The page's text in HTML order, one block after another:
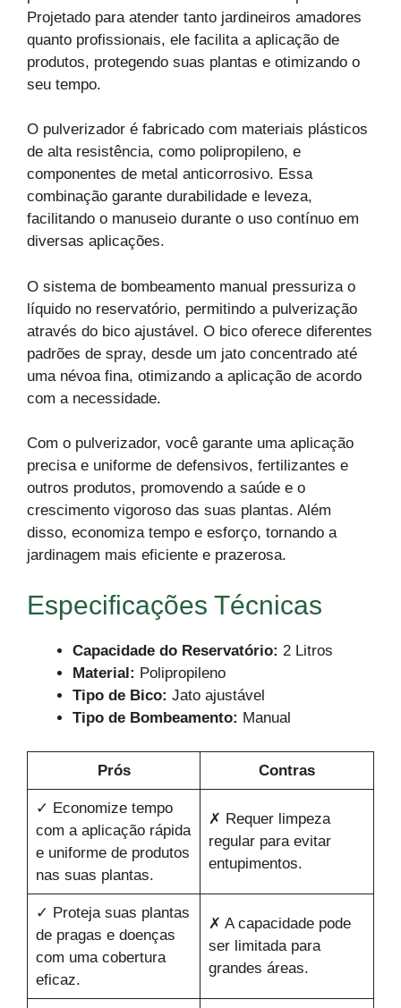
Projetado para atender tanto jardineiros amadores
quanto profissionais, ele facilita a aplicação de
produtos, protegendo suas plantas e otimizando o
seu tempo.
O pulverizador é fabricado com materiais plásticos
de alta resistência, como polipropileno, e
componentes de metal anticorrosivo. Essa
combinação garante durabilidade e leveza,
facilitando o manuseio durante o uso contínuo em
diversas aplicações.
O sistema de bombeamento manual pressuriza o
líquido no reservatório, permitindo a pulverização
através do bico ajustável. O bico oferece diferentes
padrões de spray, desde um jato concentrado até
uma névoa fina, otimizando a aplicação de acordo
com a necessidade.
Com o pulverizador, você garante uma aplicação
precisa e uniforme de defensivos, fertilizantes e
outros produtos, promovendo a saúde e o
crescimento vigoroso das suas plantas. Além
disso, economiza tempo e esforço, tornando a
jardinagem mais eficiente e prazerosa.
Especificações Técnicas
Capacidade do Reservatório: 2 Litros
Material: Polipropileno
Tipo de Bico: Jato ajustável
Tipo de Bombeamento: Manual
Prós Contras
✓ Economize tempo
com a aplicação rápida
e uniforme de produtos
nas suas plantas.
✗ Requer limpeza
regular para evitar
entupimentos.
✓ Proteja suas plantas
de pragas e doenças
com uma cobertura
eficaz.
✗ A capacidade pode
ser limitada para
grandes áreas.